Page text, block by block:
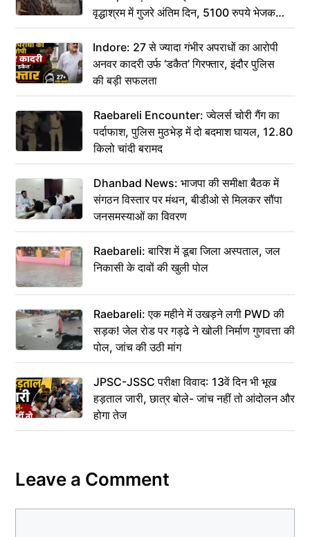
वृद्धाश्रम में गुजरे अंतिम दिन, 5100 रुपये भेजकर
कहा– अंतिम संस्कार कर दीजिए हम नहीं आ पाएंगे
Indore: 27 से ज्यादा गंभीर अपराधों का आरोपी
अनवर कादरी उर्फ ‘डकैत’ गिरफ्तार, इंदौर पुलिस
की बड़ी सफलता
Raebareli Encounter: ज्वेलर्स चोरी गैंग का
पर्दाफाश, पुलिस मुठभेड़ में दो बदमाश घायल, 12.80
किलो चांदी बरामद
Dhanbad News: भाजपा की समीक्षा बैठक में
संगठन विस्तार पर मंथन, बीडीओ से मिलकर सौंपा
जनसमस्याओं का विवरण
Raebareli: बारिश में डूबा जिला अस्पताल, जल
निकासी के दावों की खुली पोल
Raebareli: एक महीने में उखड़ने लगी PWD की
सड़क! जेल रोड पर गड्ढे ने खोली निर्माण गुणवत्ता की
पोल, जांच की उठी मांग
JPSC-JSSC परीक्षा विवाद: 13वें दिन भी भूख
हड़ताल जारी, छात्र बोले- जांच नहीं तो आंदोलन और
होगा तेज
Leave a Comment